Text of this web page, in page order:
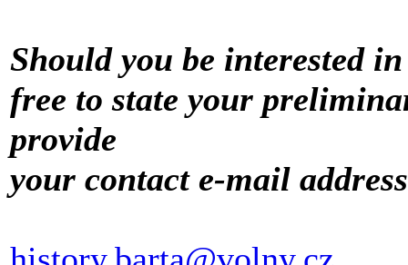
Should you be interested
free to state your
provide
your contact e-mail